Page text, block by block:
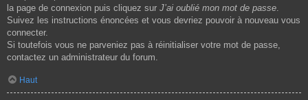
la page de connexion puis cliquez sur J’ai oublié mon mot de passe
Suivez les instructions énoncées et vous devriez pouvoir à nouveau vous
connecter.
Si toutefois vous ne parveniez pas à réinitialiser votre mot de passe,
contactez un administrateur du forum.
Haut